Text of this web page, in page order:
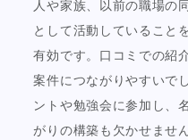
人や家族、以前の職場の
として活動していること
有効です。口コミでの紹
案件につながりやすいで
ントや勉強会に参加し、
がりの構築も欠かせませ